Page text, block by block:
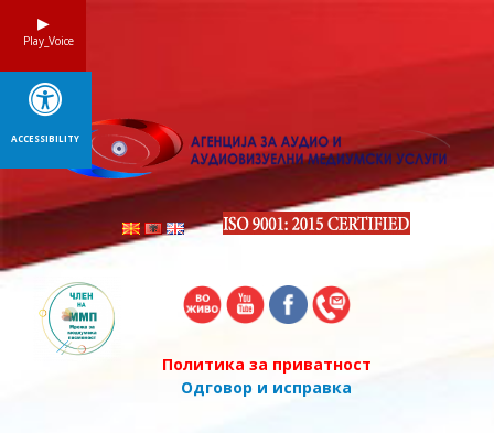
Политика за приватност
Одговор и исправка
Play_Voice
ACCESSIBILITY